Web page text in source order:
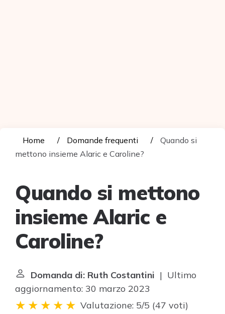
Home Domande frequenti
Quando si
mettono insieme Alaric e Caroline?
Quando si mettono
insieme Alaric e
Caroline?
Domanda di: Ruth Costantini | Ultimo
aggiornamento: 30 marzo 2023
Valutazione: 5/5 (47 voti)